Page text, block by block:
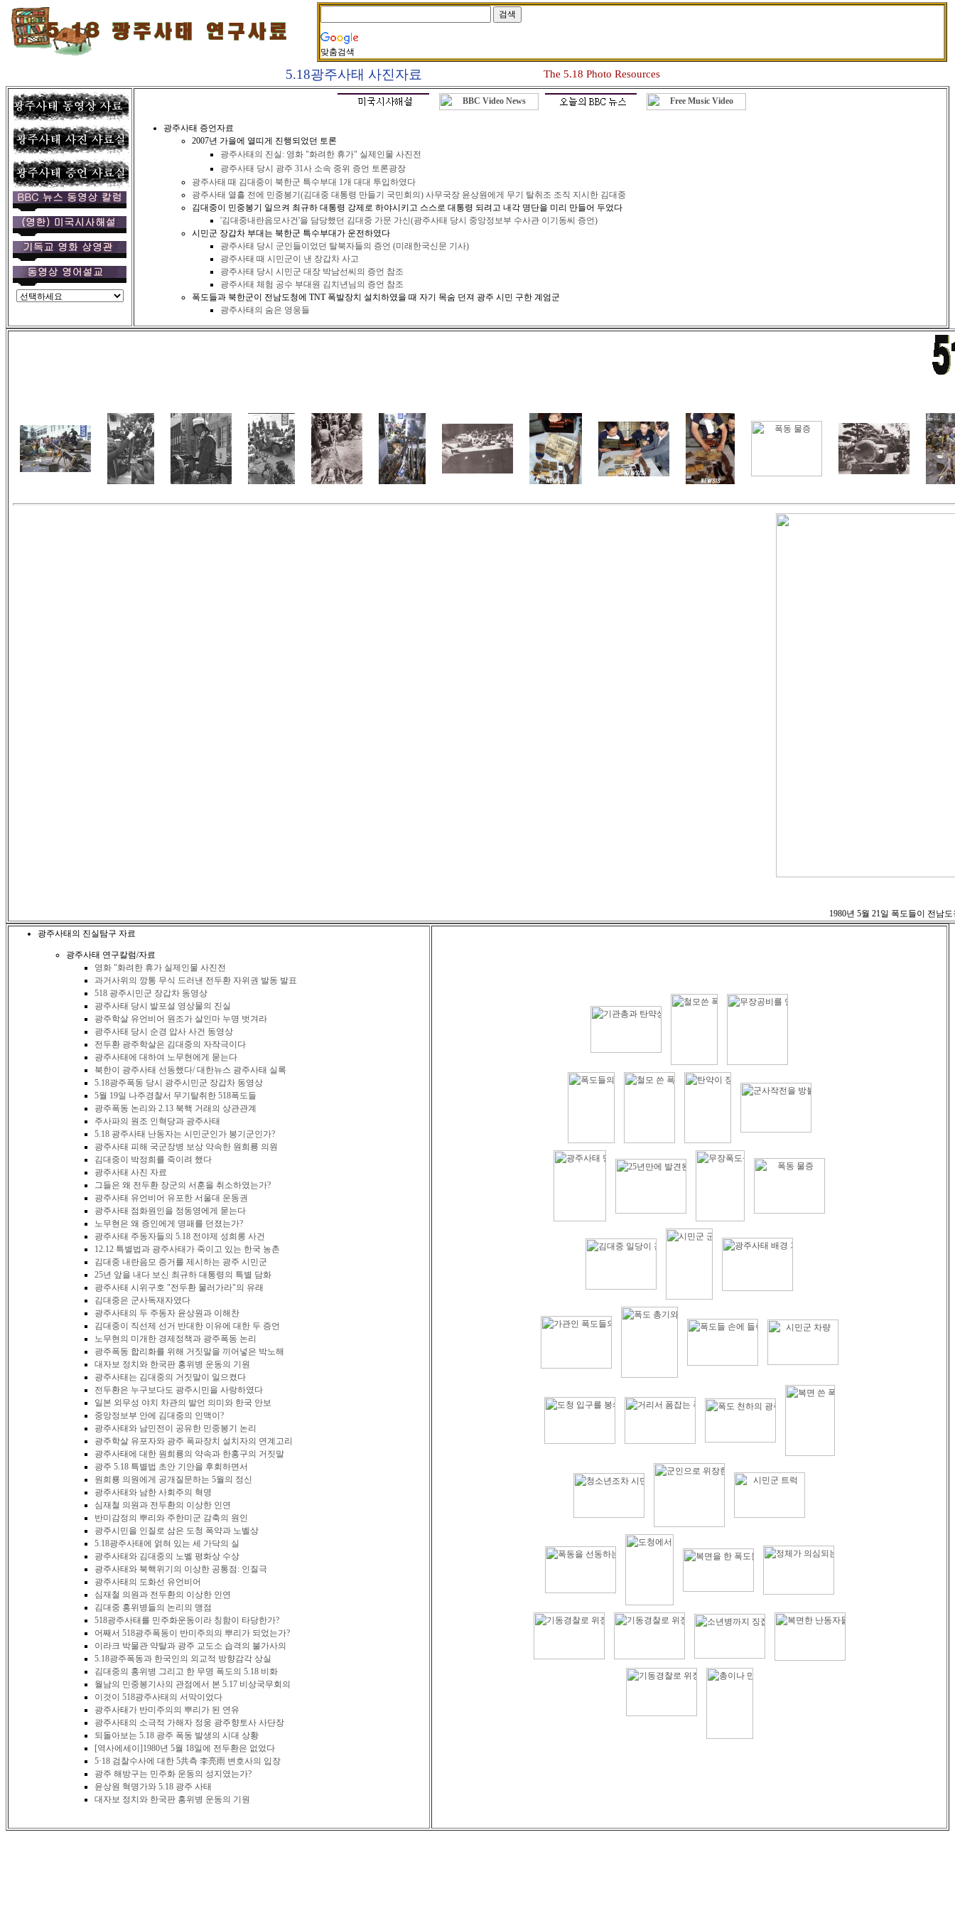
맞춤검색
5.18광주사태 사진자료 The 5.18 Photo Resources
광주사태 증언자료
2007년 가을에 열띠게 진행되었던 토론
광주사태의 진실: 영화 "화려한 휴가" 실제인물 사진전
광주사태 당시 광주 31사 소속 중위 증언 토론광장
광주사태 때 김대중이 북한군 특수부대 1개 대대 투입하였다
광주사태 열흘 전에 민중봉기(김대중 대통령 만들기 국민회의) 사무국장 윤상원에게 무기 탈취조 조직 지시한 김대중
김대중이 민중봉기 일으켜 최규하 대통령 강제로 하야시키고 스스로 대통령 되려고 내각 명단을 미리 만들어 두었다
'김대중내란음모사건'을 담당했던 김대중 가문 가신(광주사태 당시 중앙정보부 수사관 이기동씨 증언)
시민군 장갑차 부대는 북한군 특수부대가 운전하였다
광주사태 당시 군인들이었던 탈북자들의 증언 (미래한국신문 기사)
광주사태 때 시민군이 낸 장갑차 사고
광주사태 당시 시민군 대장 박남선씨의 증언 참조
광주사태 체험 공수 부대원 김치년님의 증언 참조
폭도들과 북한군이 전남도청에 TNT 폭발장치 설치하였을 때 자기 목숨 던져 광주 시민 구한 계엄군
광주사태의 숨은 영웅들
1980년 5월 21일 폭도들이 전남
광주사태의 진실탐구 자료
광주사태 연구칼럼/자료
영화 "화려한 휴가 실제인물 사진전
과거사위의 깡통 무식 드러낸 전두환 자위권 발동 발표
518 광주시민군 장갑차 동영상
광주사태 당시 발포설 영상물의 진실
광주학살 유언비어 원조가 살인마 누명 벗겨라
광주사태 당시 순경 압사 사건 동영상
전두환 광주학살은 김대중의 자작극이다
광주사태에 대하여 노무현에게 묻는다
북한이 광주사태 선동했다/ 대한뉴스 광주사태 실록
5.18광주폭동 당시 광주시민군 장갑차 동영상
5월 19일 나주경찰서 무기탈취한 518폭도들
광주폭동 논리와 2.13 북핵 거래의 상관관계
주사파의 원조 인혁당과 광주사태
5.18 광주사태 난동자는 시민군인가 봉기군인가?
광주사태 피해 국군장병 보상 약속한 원희룡 의원
김대중이 박정희를 죽이려 했다
광주사태 사진 자료
그들은 왜 전두환 장군의 서훈을 취소하였는가?
광주사태 유언비어 유포한 서울대 운동권
광주사태 점화원인을 정동영에게 묻는다
노무현은 왜 증인에게 명패를 던졌는가?
광주사태 주동자들의 5.18 전야제 성희롱 사건
12.12 특별법과 광주사태가 죽이고 있는 한국 농촌
김대중 내란음모 증거를 제시하는 광주 시민군
25년 앞을 내다 보신 최규하 대통령의 특별 담화
광주사태 시위구호 "전두환 물러가라"의 유래
김대중은 군사독재자였다
광주사태의 두 주동자 윤상원과 이해찬
김대중이 직선제 선거 반대한 이유에 대한 두 증언
노무현의 미개한 경제정책과 광주폭동 논리
광주폭동 합리화를 위해 거짓말을 끼어넣은 박노해
대자보 정치와 한국판 홍위병 운동의 기원
광주사태는 김대중의 거짓말이 일으켰다
전두환은 누구보다도 광주시민을 사랑하였다
일본 외무성 야치 차관의 발언 의미와 한국 안보
중앙정보부 안에 김대중의 인맥이?
광주사태와 남민전이 공유한 민중봉기 논리
광주학살 유포자와 광주 폭파장치 설치자의 연계고리
광주사태에 대한 원희룡의 약속과 한홍구의 거짓말
광주 5.18 특별법 초안 기안을 후회하면서
원희룡 의원에게 공개질문하는 5월의 정신
광주사태와 남한 사회주의 혁명
심재철 의원과 전두환의 이상한 인연
반미감정의 뿌리와 주한미군 감축의 원인
광주시민을 인질로 삼은 도청 폭약과 노벨상
5.18광주사태에 얽혀 있는 세 가닥의 실
광주사태와 김대중의 노벨 평화상 수상
광주사태와 북핵위기의 이상한 공통점: 인질극
광주사태의 도화선 유언비어
심재철 의원과 전두환의 이상한 인연
김대중 홍위병들의 논리의 맹점
518광주사태를 민주화운동이라 칭함이 타당한가?
어째서 518광주폭동이 반미주의의 뿌리가 되었는가?
이라크 박물관 약탈과 광주 교도소 습격의 불가사의
5.18광주폭동과 한국인의 외교적 방향감각 상실
김대중의 홍위병 그리고 한 무명 폭도의 5.18 비화
월남의 민중봉기사의 관점에서 본 5.17 비상국무회의
이것이 518광주사태의 서막이었다
광주사태가 반미주의의 뿌리가 된 연유
광주사태의 소극적 가해자 정웅 광주향토사 사단장
되돌아보는 5.18 광주 폭동 발생의 시대 상황
[역사에세이]1980년 5월 18일에 전두환은 없었다
5·18 검찰수사에 대한 5共측 李亮雨 변호사의 입장
광주 해방구는 민주화 운동의 성지였는가?
윤상원 혁명가와 5.18 광주 사태
대자보 정치와 한국판 홍위병 운동의 기원